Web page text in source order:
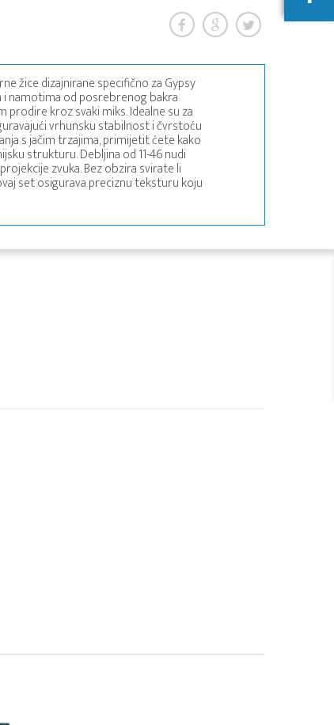
žice dizajnirane specifično za Gypsy
i namotima od posrebrenog bakra
kroz svaki miks. Idealne su za
vrhunsku stabilnost i čvrstoću
s jačim trzajima, primijetit ćete kako
strukturu. Debljina od 11-46 nudi
zvuka. Bez obzira svirate li
set osigurava preciznu teksturu koju